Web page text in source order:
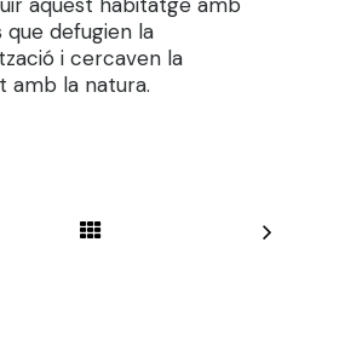
que defugien la
i cercaven la
amb la natura.